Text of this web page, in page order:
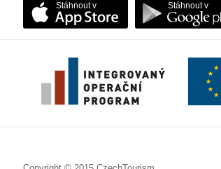
Stáhnout v Stáhnout v